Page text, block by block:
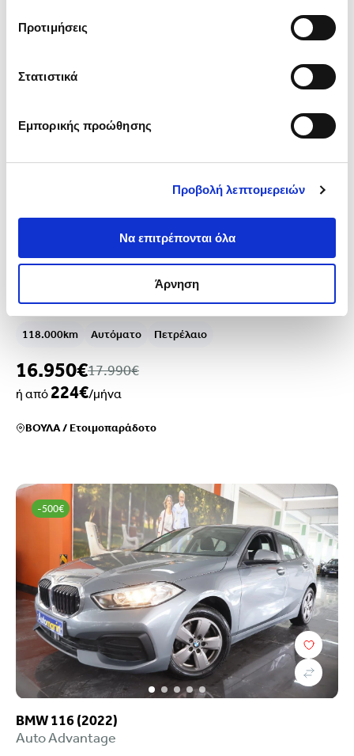
παραχωρήσει ή τις οποίες έχουν συλλέξει σε σχέση με
την από μέρους σας χρήση των υπηρεσιών τους.
Προτιμήσεις
Στατιστικά
Εμπορικής προώθησης
Προβολή λεπτομερειών
Να επιτρέπονται όλα
Άρνηση
-1.040€
Auto Advantage
118.000km Αυτόματο Πετρέλαιο
16.950€17.990€
ή από224€/μήνα
ΒΟΥΛΑ/Ετοιμοπαράδοτο
-500€
BMW 116 (2022)
Auto Advantage